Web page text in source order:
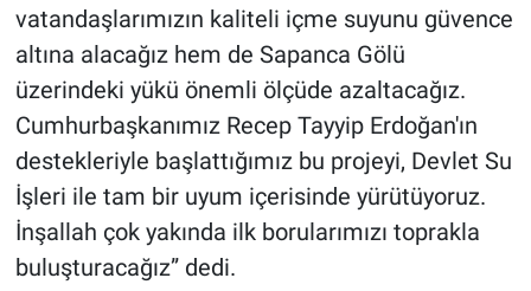
vatandaşlarımızın kaliteli içme suyunu güvence
altına alacağız hem de Sapanca Gölü
üzerindeki yükü önemli ölçüde azaltacağız.
Cumhurbaşkanımız Recep Tayyip Erdoğan'ın
destekleriyle başlattığımız bu projeyi, Devlet Su
İşleri ile tam bir uyum içerisinde yürütüyoruz.
İnşallah çok yakında ilk borularımızı toprakla
buluşturacağız” dedi.